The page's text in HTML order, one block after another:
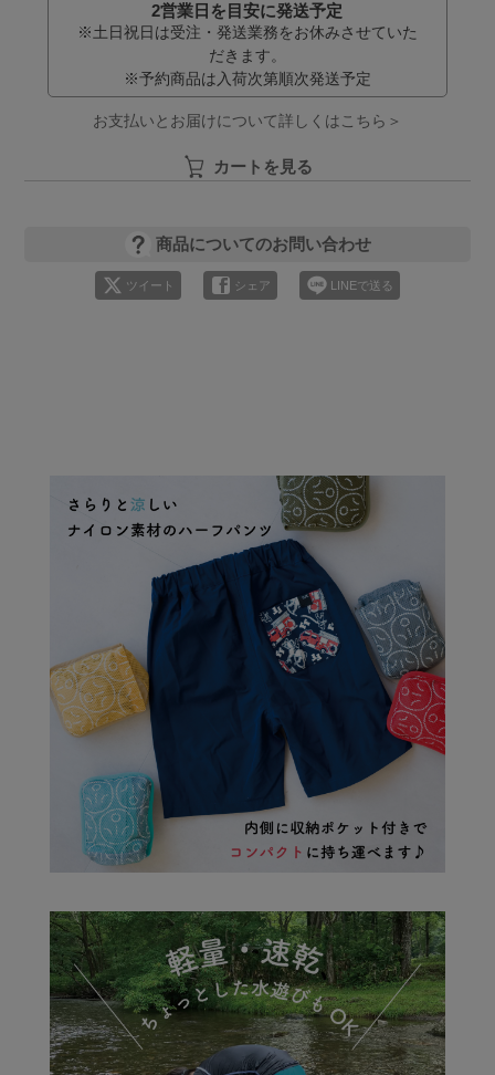
2営業日を目安に発送予定
※土日祝日は受注・発送業務をお休みさせていた
だきます。
※予約商品は入荷次第順次発送予定
お支払いとお届けについて詳しくはこちら＞
カートを見る
商品についてのお問い合わせ
ツイート シェア LINEで送る